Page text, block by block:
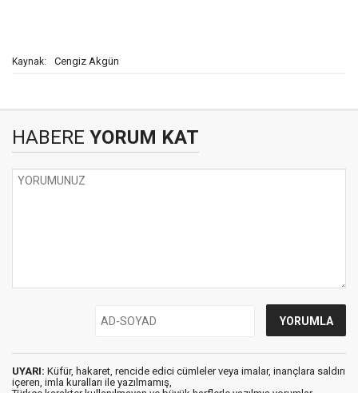
Kaynak: Cengiz Akgün
HABERE YORUM KAT
UYARI: Küfür, hakaret, rencide edici cümleler veya imalar, inançlara saldırı
içeren, imla kuralları ile yazılmamış,